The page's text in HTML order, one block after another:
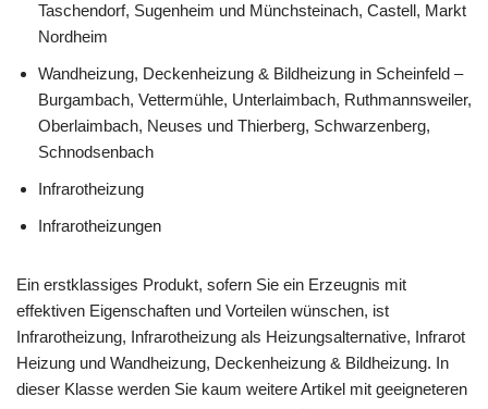
Taschendorf, Sugenheim und Münchsteinach, Castell, Markt
Nordheim
Wandheizung, Deckenheizung & Bildheizung in Scheinfeld –
Burgambach, Vettermühle, Unterlaimbach, Ruthmannsweiler,
Oberlaimbach, Neuses und Thierberg, Schwarzenberg,
Schnodsenbach
Infrarotheizung
Infrarotheizungen
Ein erstklassiges Produkt, sofern Sie ein Erzeugnis mit
effektiven Eigenschaften und Vorteilen wünschen, ist
Infrarotheizung, Infrarotheizung als Heizungsalternative, Infrarot
Heizung und Wandheizung, Deckenheizung & Bildheizung. In
dieser Klasse werden Sie kaum weitere Artikel mit geeigneteren